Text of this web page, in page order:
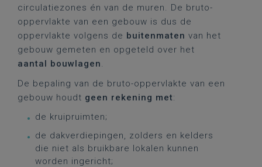
circulatiezones én van de muren. De bruto-
oppervlakte van een gebouw is dus de
oppervlakte volgens de buitenmaten van het
gebouw gemeten en opgeteld over het
aantal bouwlagen.
De bepaling van de bruto-oppervlakte van een
gebouw houdt geen rekening met:
de kruipruimten;
de dakverdiepingen, zolders en kelders
die niet als bruikbare lokalen kunnen
worden ingericht;